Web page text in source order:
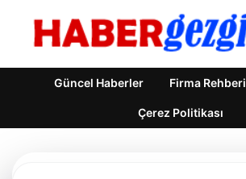
Güncel Haberler Firma Rehberi
Çerez Politikası